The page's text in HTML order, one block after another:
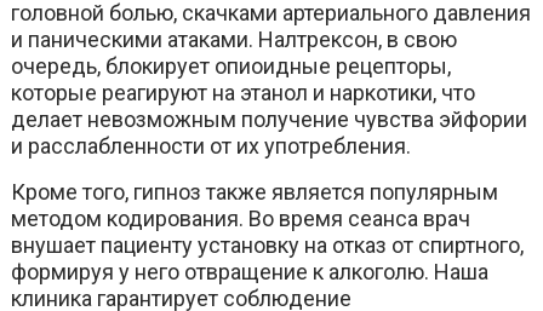
головной болью, скачками артериального давления
и паническими атаками. Налтрексон, в свою
очередь, блокирует опиоидные рецепторы,
которые реагируют на этанол и наркотики, что
делает невозможным получение чувства эйфории
и расслабленности от их употребления.
Кроме того, гипноз также является популярным
методом кодирования. Во время сеанса врач
внушает пациенту установку на отказ от спиртного,
формируя у него отвращение к алкоголю. Наша
клиника гарантирует соблюдение